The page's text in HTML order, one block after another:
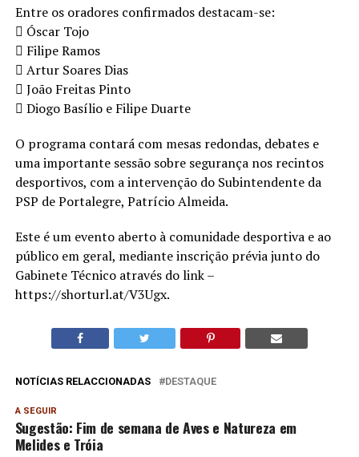
Entre os oradores confirmados destacam-se:
 Óscar Tojo
 Filipe Ramos
 Artur Soares Dias
 João Freitas Pinto
 Diogo Basílio e Filipe Duarte
O programa contará com mesas redondas, debates e
uma importante sessão sobre segurança nos recintos
desportivos, com a intervenção do Subintendente da
PSP de Portalegre, Patrício Almeida.
Este é um evento aberto à comunidade desportiva e ao
público em geral, mediante inscrição prévia junto do
Gabinete Técnico através do link –
https://shorturl.at/V3Ugx.
NOTÍCIAS RELACCIONADAS DESTAQUE
A SEGUIR
Sugestão: Fim de semana de Aves e Natureza em
Melides e Tróia